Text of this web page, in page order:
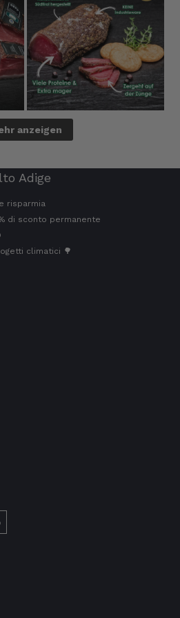
anzeigen
Adige
risparmia
di sconto permanente
climatici 🌳
degustazione, consegna
8.8.2026
nuovo 😋
Consegna eccellente.
sembra delizioso e lo